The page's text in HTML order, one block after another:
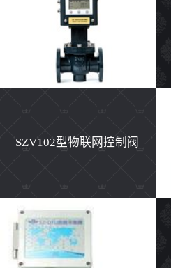
SZV102型物联网控制阀